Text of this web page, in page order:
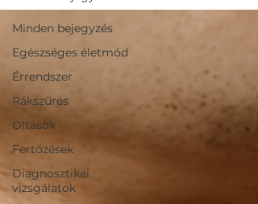
Minden bejegyzés
Egészséges életmód
Érrendszer
Rákszűrés
Oltások
Fertőzések
Diagnosztikai
vizsgálatok